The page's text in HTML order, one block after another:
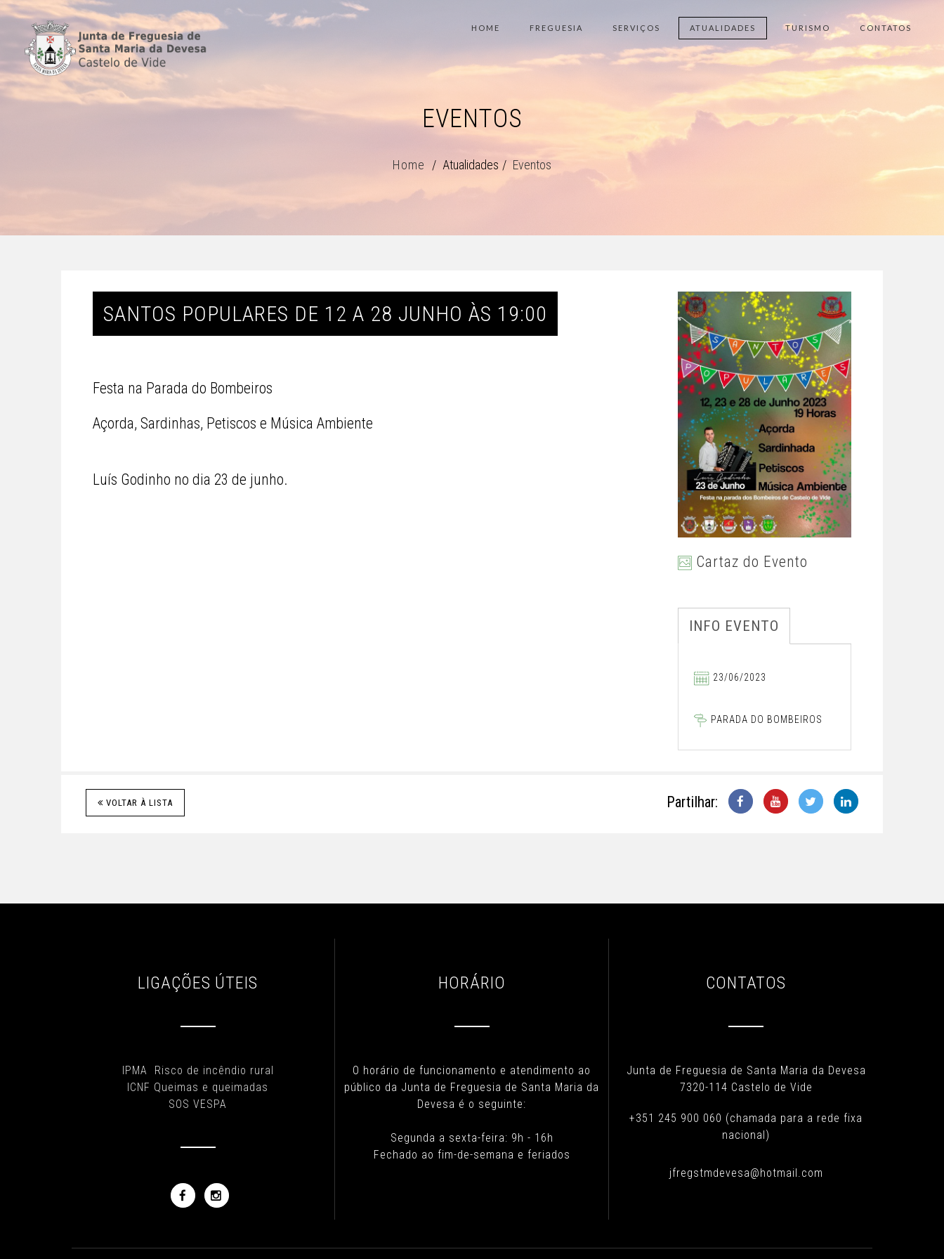
HOME FREGUESIA SERVIÇOS ATUALIDADES TURISMO CONTATOS
EVENTOS
Home Atualidades Eventos
SANTOS POPULARES DE 12 A 28 JUNHO ÀS 19:00
Festa na Parada do Bombeiros
Açorda, Sardinhas, Petiscos e Música Ambiente
Luís Godinho no dia 23 de junho.
Cartaz do Evento
INFO EVENTO
23/06/2023
PARADA DO BOMBEIROS
VOLTAR À LISTA Partilhar:
LIGAÇÕES ÚTEIS
IPMA Risco de incêndio rural
ICNF Queimas e queimadas
SOS VESPA
HORÁRIO
O horário de funcionamento e atendimento ao
público da Junta de Freguesia de Santa Maria da
Devesa é o seguinte:
Segunda a sexta-feira: 9h - 16h
Fechado ao fim-de-semana e feriados
CONTATOS
Junta de Freguesia de Santa Maria da Devesa
7320-114 Castelo de Vide
+351 245 900 060 (chamada para a rede fixa
nacional)
jfregstmdevesa@hotmail.com